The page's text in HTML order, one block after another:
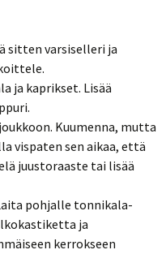
sitten varsiselleri ja
ja kaprikset. Lisää
Kuumenna, mutta
vispaten sen aikaa, että
juustoraaste tai lisää
pohjalle tonnikala-
ja
kerrokseen